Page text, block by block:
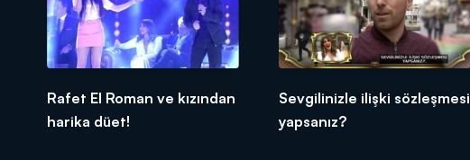
Rafet El Roman ve kızından
harika düet!
Sevgilinizle ilişki sözleşmesi
yapsanız?